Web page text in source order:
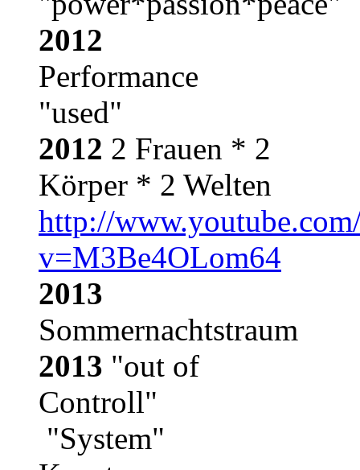
2012
Performance
"
2012 2 Frauen * 2
Körper * 2 Welten
http://
v=M3Be4OLom64
2013
Sommernachtstraum
2013 "out of
Controll"
"System"